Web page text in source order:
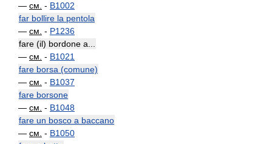
— см. - B1002
far bollire la pentola
— см. - P1236
fare (il) bordone a...
— см. - B1021
fare borsa (comune)
— см. - B1037
fare borsone
— см. - B1048
fare un bosco a baccano
— см. - B1050